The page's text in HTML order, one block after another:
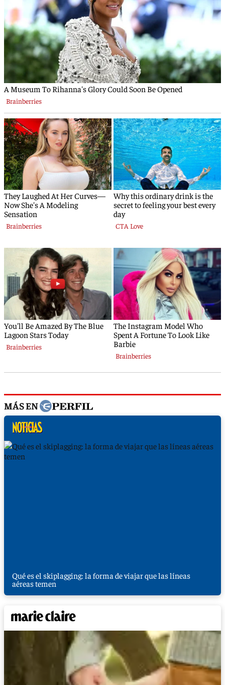
MÁS EN
Qué es el skiplagging: la forma de viajar que las líneas
aéreas temen